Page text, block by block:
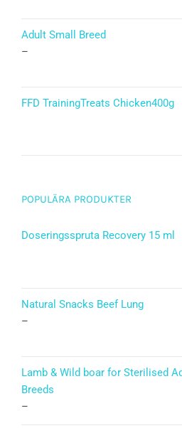
Adult Small Breed
–
FFD TrainingTreats Chicken400g
POPULÄRA PRODUKTER
Doseringsspruta Recovery 15 ml
Natural Snacks Beef Lung
–
Lamb & Wild boar for Sterilised
Breeds
–